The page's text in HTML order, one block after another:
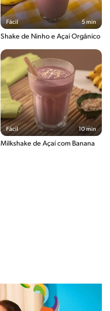
Fácil 5 min
Shake de Ninho e Açaí Orgânico
Fácil 10 min
Milkshake de Açaí com Banana